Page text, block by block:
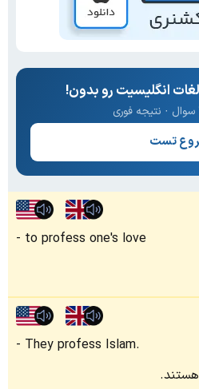
انگلیسیت رو بدون!
تست
to profess one's love
They profess Islam.